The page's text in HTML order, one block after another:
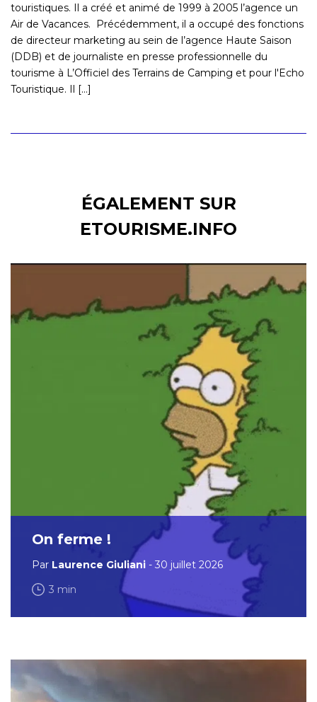
touristiques. Il a créé et animé de 1999 à 2005 l’agence un
Air de Vacances. Précédemment, il a occupé des fonctions
de directeur marketing au sein de l’agence Haute Saison
(DDB) et de journaliste en presse professionnelle du
tourisme à L’Officiel des Terrains de Camping et pour l'Echo
Touristique. Il [...]
ÉGALEMENT SUR
ETOURISME.INFO
On ferme !
Par Laurence Giuliani - 30 juillet 2026
3 min